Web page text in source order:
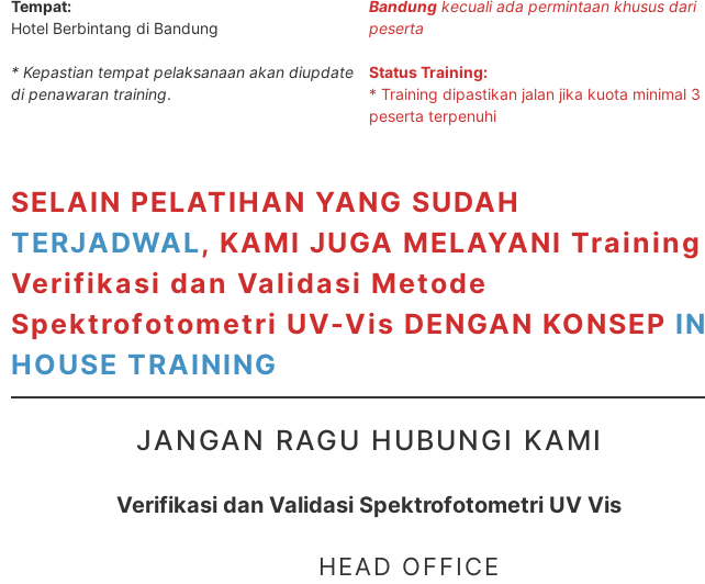
Tempat:
Hotel Berbintang di Bandung
* Kepastian tempat pelaksanaan akan diupdate
di penawaran training.
Bandung kecuali ada permintaan khusus dari
peserta
Status Training:
* Training dipastikan jalan jika kuota minimal 3
peserta terpenuhi
SELAIN PELATIHAN YANG SUDAH
TERJADWAL, KAMI JUGA MELAYANI Training
Verifikasi dan Validasi Metode
Spektrofotometri UV-Vis DENGAN KONSEP IN
HOUSE TRAINING
JANGAN RAGU HUBUNGI KAMI
Verifikasi dan Validasi Spektrofotometri UV Vis
HEAD OFFICE